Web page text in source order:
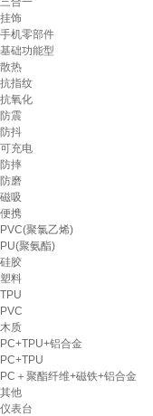
挂饰
手机零部件
基础功能型
散热
抗指纹
抗氧化
防震
防抖
可充电
防摔
防磨
磁吸
便携
PVC(聚氯乙烯)
PU(聚氨酯)
硅胶
塑料
TPU
PVC
木质
PC+TPU+铝合金
PC+TPU
PC＋聚酯纤维+磁铁+铝合金
其他
仪表台